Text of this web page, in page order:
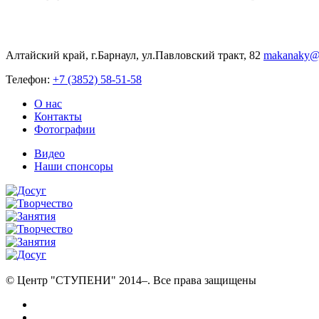
Алтайский край, г.Барнаул, ул.Павловский тракт, 82
Телефон: +7 (3852) 58-51-58
О нас
Контакты
Фотографии
Видео
Наши спонсоры
© Центр "СТУПЕНИ" 2014–. Все права защищены